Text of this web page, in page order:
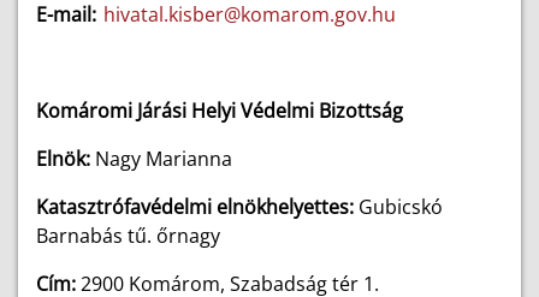
E-mail: hivatal.kisber@komarom.gov.hu
Komáromi Járási Helyi Védelmi Bizottság
Elnök: Nagy Marianna
Katasztrófavédelmi elnökhelyettes: Gubicskó
Barnabás tű. őrnagy
Cím:2900 Komárom, Szabadság tér 1.